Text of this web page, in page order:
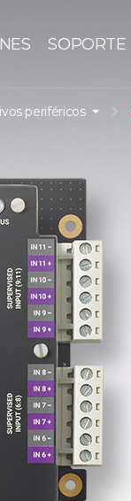
SOPORTE
periféricos